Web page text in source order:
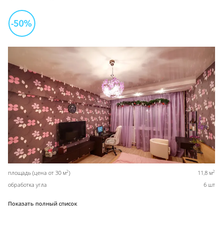
площадь (цена от 30 м2) 11,8 м2
обработка угла 6 шт
Показать полный список